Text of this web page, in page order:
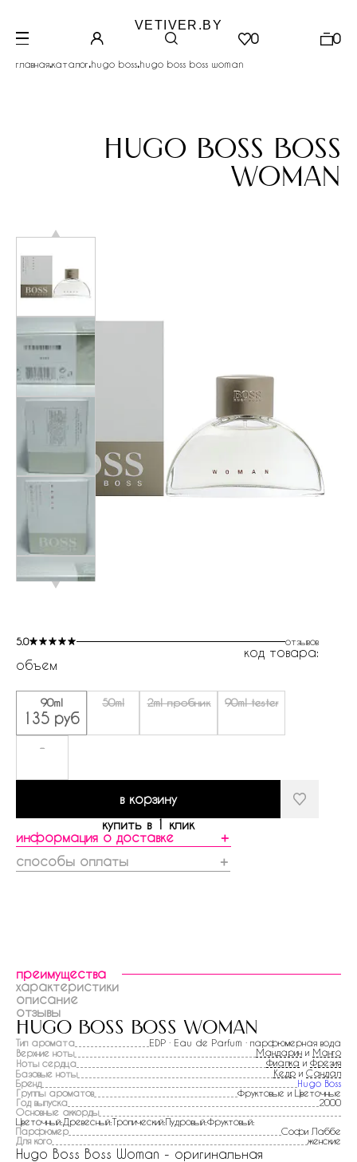
VETIVER.BY
0 0
главная.каталог.hugo boss.hugo boss boss woman
hugo boss boss
woman
5.0 отзывов
код товара:
объем
90ml
135 руб
50ml 2ml пробник 90ml tester
-
в корзину
купить в 1 клик
информация о доставке
＋
способы оплаты
＋
преимущества
характеристики
описание
отзывы
hugo boss boss woman
Тип аромата
EDP · Eau de Parfum · парфюмерная вода
Верхние ноты
Мандарин и Манго
Ноты сердца
Фиалка и Фрезия
Базовые ноты
Кедр и Сандал
Бренд
Hugo Boss
Группы ароматов
Фруктовые и Цветочные
Год выпуска
2000
Основные аккорды
Цветочный:Древесный:Тропический:Пудровый:Фруктовый:
Парфюмер
Софи Лаббе
Для кого
женские
Hugo Boss Boss Woman - оригинальная